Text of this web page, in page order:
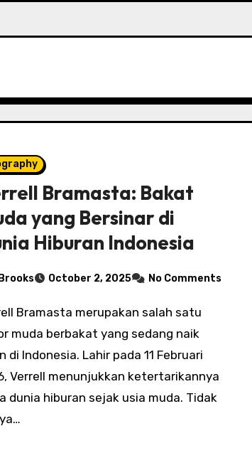
Bramasta: Bakat
yang Bersinar di
Hiburan Indonesia
October 2, 2025 No Comments
muda berbakat yang sedang naik
di Indonesia. Lahir pada 11 Februari
Verrell menunjukkan ketertarikannya
dunia hiburan sejak usia muda. Tidak